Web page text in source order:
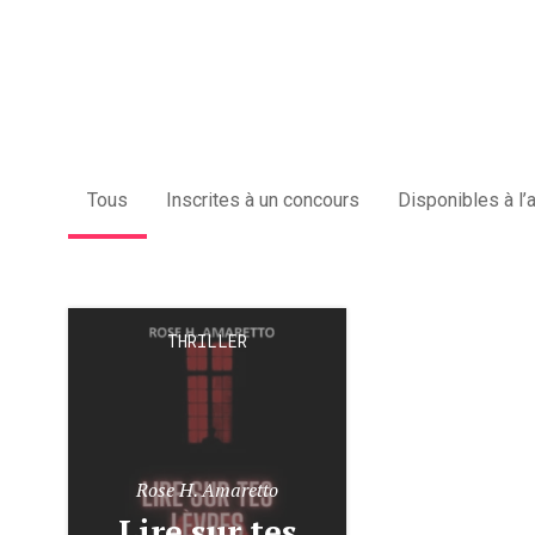
Tous Inscrites à un concours Disponibles à
THRILLER
Rose H. Amaretto